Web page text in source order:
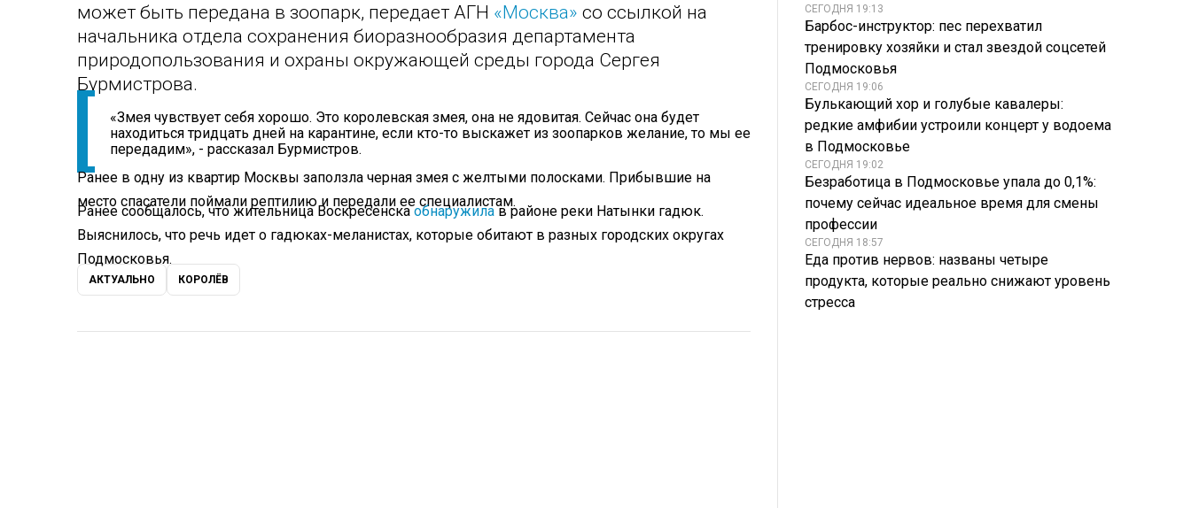
может быть передана в зоопарк, передает АГН «Москва» со ссылкой на
начальника отдела сохранения биоразнообразия департамента
природопользования и охраны окружающей среды города Сергея
Бурмистрова.
«Змея чувствует себя хорошо. Это королевская змея, она не ядовитая. Сейчас она будет
находиться тридцать дней на карантине, если кто-то выскажет из зоопарков желание, то мы ее
передадим», - рассказал Бурмистров.
Ранее в одну из квартир Москвы заползла черная змея с желтыми полосками. Прибывшие на
место спасатели поймали рептилию и передали ее специалистам.
Ранее сообщалось, что жительница Воскресенскаобнаружилав районе реки Натынки гадюк.
Выяснилось, что речь идет о гадюках-меланистах, которые обитают в разных городских округах
Подмосковья.
АКТУАЛЬНО КОРОЛЁВ
СЕГОДНЯ 19:13
Барбос-инструктор: пес перехватил
тренировку хозяйки и стал звездой соцсетей
Подмосковья
СЕГОДНЯ 19:06
Булькающий хор и голубые кавалеры:
редкие амфибии устроили концерт у водоема
в Подмосковье
СЕГОДНЯ 19:02
Безработица в Подмосковье упала до 0,1%:
почему сейчас идеальное время для смены
профессии
СЕГОДНЯ 18:57
Еда против нервов: названы четыре
продукта, которые реально снижают уровень
стресса